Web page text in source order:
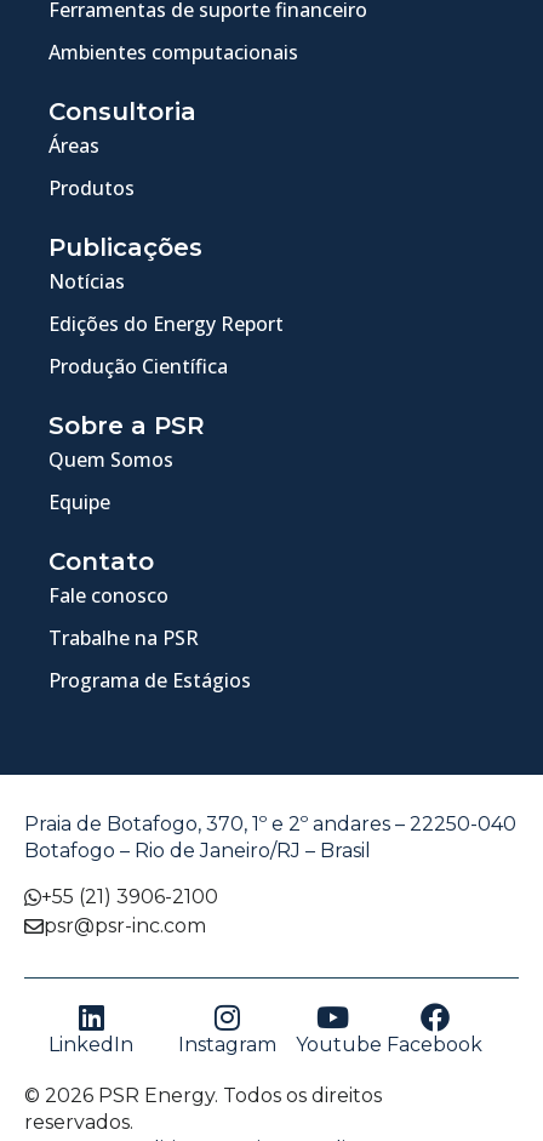
Ferramentas de suporte financeiro
Ambientes computacionais
Consultoria
Áreas
Produtos
Publicações
Notícias
Edições do Energy Report
Produção Científica
Sobre a PSR
Quem Somos
Equipe
Contato
Fale conosco
Trabalhe na PSR
Programa de Estágios
Praia de Botafogo, 370, 1º e 2º andares – 22250-040
Botafogo – Rio de Janeiro/RJ – Brasil
+55 (21) 3906-2100
psr@psr-inc.com
LinkedIn Instagram Youtube Facebook
© 2026 PSR Energy. Todos os direitos
reservados.